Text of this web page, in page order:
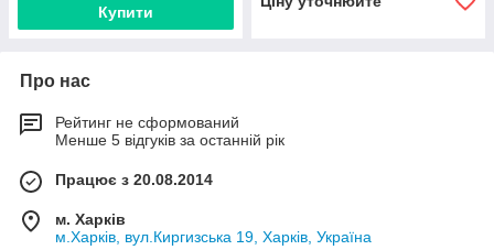
Купити
Про нас
Рейтинг не сформований
Менше 5 відгуків за останній рік
Працює з 20.08.2014
м. Харків
м.Харків, вул.Киргизська 19, Харків, Україна